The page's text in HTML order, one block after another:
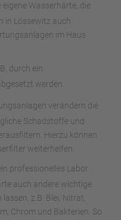
Wasserhärte, die
in Lössewitz auch
im Haus
durch ein
werden.
verändern die
Schadstoffe und
Hierzu können
weiterhelfen.
professionelles Labor
auch andere wichtige
z.B. Blei, Nitrat,
Chrom und Bakterien. So